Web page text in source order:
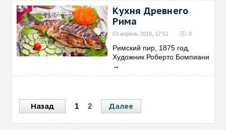
Кухня Древнего
Рима
03 апрель 2016, 17:51 0
Римский пир, 1875 год,
Художник Роберто Бомпиани
→
Назад 1 2 Далее